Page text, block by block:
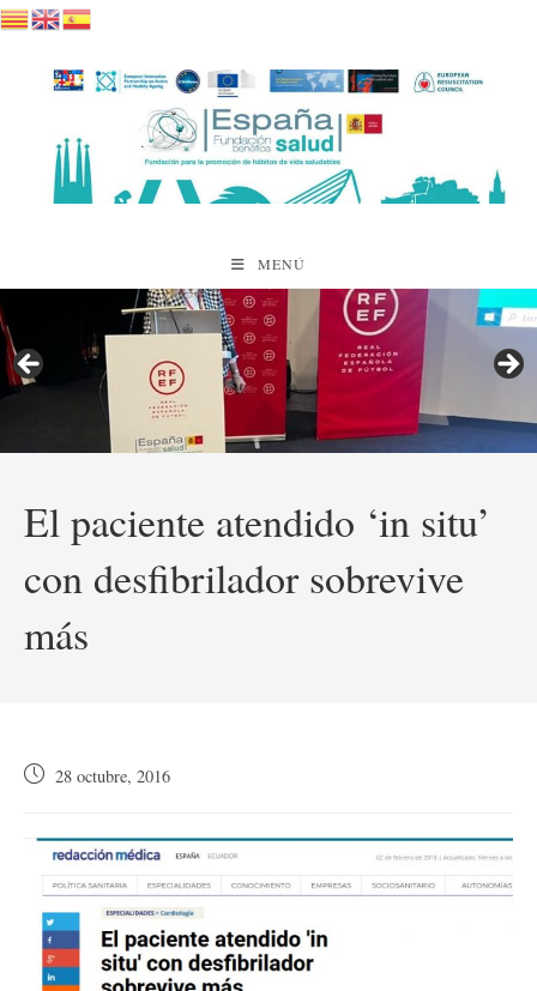
Saltar
contenido
MENÚ
El paciente atendido ‘in situ’
con desfibrilador sobrevive
más
Publicación
entrada:
28 octubre, 2016